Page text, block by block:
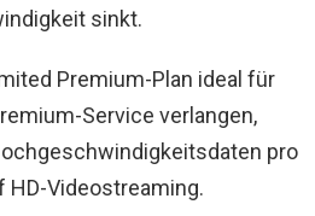
sinkt.
Premium-Plan ideal für
Service verlangen,
pro
HD-Videostreaming.